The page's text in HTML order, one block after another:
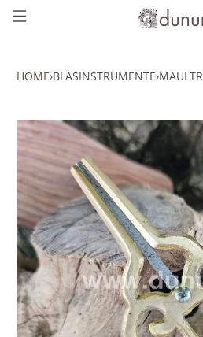
HOME›BLASINSTRUMENTE›